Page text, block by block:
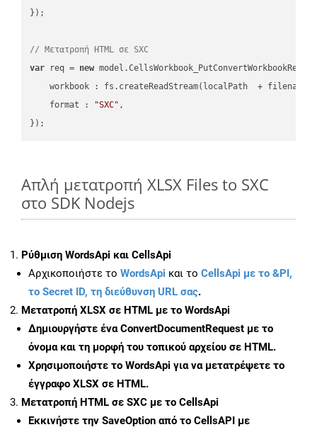
});
// Μετατροπή HTML σε SXC
var req = new
workbook : fs.createReadStream(localPath  + filename
format : "SXC" ,
Απλή μετατροπή XLSX Files to SXC
στο SDK Nodejs
Ρύθμιση WordsApi και CellsApi
Αρχικοποιήστε το WordsApi και το CellsApi με το &PI,
το Secret ID, τη διεύθυνση URL σας.
Μετατροπή XLSX σε HTML με το WordsApi
Δημιουργήστε έναConvertDocumentRequest με το
όνομα και τη μορφή του τοπικού αρχείου σε HTML.
Χρησιμοποιήστε το WordsApi για να μετατρέψετε το
έγγραφο XLSX σε HTML.
Μετατροπή HTML σε SXC με το CellsApi
Εκκινήστε την SaveOption από το CellsAPI με